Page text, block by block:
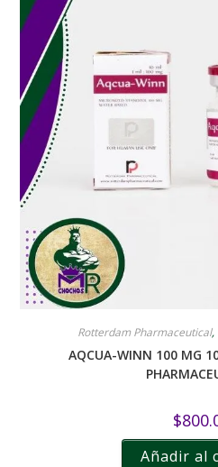
Rotterdam Pharmaceutical,
AQCUA-WINN 100 MG
$
Añadir al